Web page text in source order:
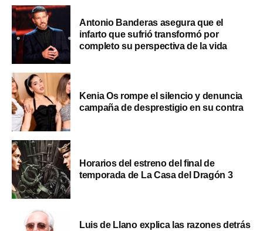
Antonio Banderas asegura que el
infarto que sufrió transformó por
completo su perspectiva de la vida
Kenia Os rompe el silencio y denuncia
campaña de desprestigio en su contra
Horarios del estreno del final de
temporada de La Casa del Dragón 3
Luis de Llano explica las razones detrás